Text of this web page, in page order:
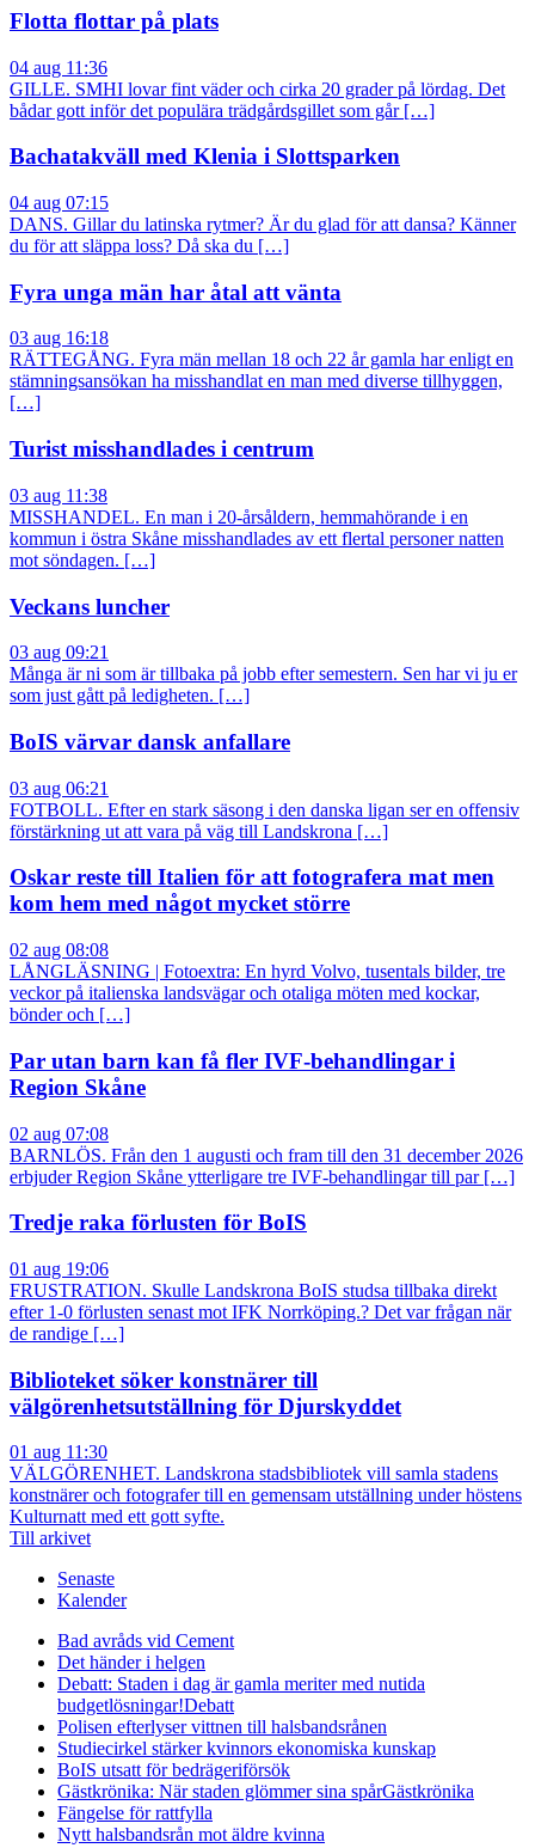
Flotta flottar på plats
04 aug 11:36
GILLE. SMHI lovar fint väder och cirka 20 grader på lördag. Det
bådar gott inför det populära trädgårdsgillet som går […]
Bachatakväll med Klenia i Slottsparken
04 aug 07:15
DANS. Gillar du latinska rytmer? Är du glad för att dansa? Känner
du för att släppa loss? Då ska du […]
Fyra unga män har åtal att vänta
03 aug 16:18
RÄTTEGÅNG. Fyra män mellan 18 och 22 år gamla har enligt en
stämningsansökan ha misshandlat en man med diverse tillhyggen,
[…]
Turist misshandlades i centrum
03 aug 11:38
MISSHANDEL. En man i 20-årsåldern, hemmahörande i en
kommun i östra Skåne misshandlades av ett flertal personer natten
mot söndagen. […]
Veckans luncher
03 aug 09:21
Många är ni som är tillbaka på jobb efter semestern. Sen har vi ju er
som just gått på ledigheten. […]
BoIS värvar dansk anfallare
03 aug 06:21
FOTBOLL. Efter en stark säsong i den danska ligan ser en offensiv
förstärkning ut att vara på väg till Landskrona […]
Oskar reste till Italien för att fotografera mat men
kom hem med något mycket större
02 aug 08:08
LÅNGLÄSNING | Fotoextra: En hyrd Volvo, tusentals bilder, tre
veckor på italienska landsvägar och otaliga möten med kockar,
bönder och […]
Par utan barn kan få fler IVF-behandlingar i
Region Skåne
02 aug 07:08
BARNLÖS. Från den 1 augusti och fram till den 31 december 2026
erbjuder Region Skåne ytterligare tre IVF-behandlingar till par […]
Tredje raka förlusten för BoIS
01 aug 19:06
FRUSTRATION. Skulle Landskrona BoIS studsa tillbaka direkt
efter 1-0 förlusten senast mot IFK Norrköping.? Det var frågan när
de randige […]
Biblioteket söker konstnärer till
välgörenhetsutställning för Djurskyddet
01 aug 11:30
VÄLGÖRENHET. Landskrona stadsbibliotek vill samla stadens
konstnärer och fotografer till en gemensam utställning under höstens
Kulturnatt med ett gott syfte.
Till arkivet
Senaste
Kalender
Bad avråds vid Cement
Det händer i helgen
Debatt: Staden i dag är gamla meriter med nutida
budgetlösningar!Debatt
Polisen efterlyser vittnen till halsbandsrånen
Studiecirkel stärker kvinnors ekonomiska kunskap
BoIS utsatt för bedrägeriförsök
Gästkrönika: När staden glömmer sina spårGästkrönika
Fängelse för rattfylla
Nytt halsbandsrån mot äldre kvinna